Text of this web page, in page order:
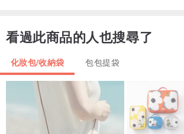
看過此商品的人也搜尋了
化妝包/收納袋 包包提袋